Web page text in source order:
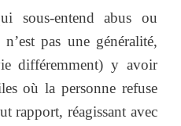
sous-entend abus ou
pas une généralité,
différemment) y avoir
où la personne refuse
rapport, réagissant avec